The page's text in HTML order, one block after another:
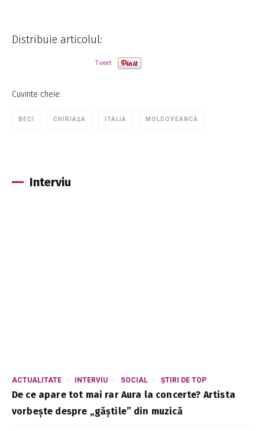
Distribuie articolul:
Tweet
Cuvinte cheie:
BECI CHIRIAȘA ITALIA MOLDOVEANCĂ
Interviu
ACTUALITATE INTERVIU SOCIAL ȘTIRI DE TOP
De ce apare tot mai rar Aura la concerte? Artista
vorbește despre „găștile” din muzică